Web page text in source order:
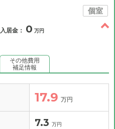
個室
入居金： 0 万円
その他費用
補足情報
17.9 万円
7.3 万円